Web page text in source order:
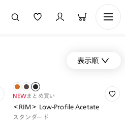
表示順
NEWまとめ買い
＜RIM＞ Low-Profile Acetate
スタンダード